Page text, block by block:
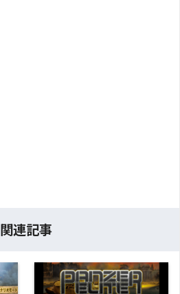
関連記事